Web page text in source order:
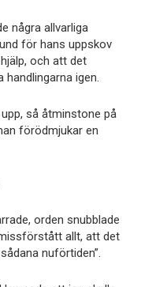
några allvarliga
för hans uppskov
och att det
igen.
så åtminstone på
förödmjukar en
orden snubblade
allt, att det
nuförtiden”.